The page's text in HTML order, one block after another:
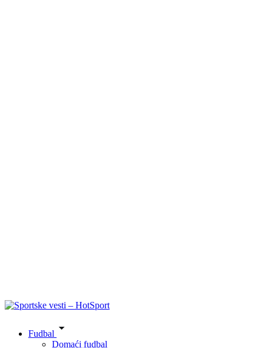
Fudbal
Domaći fudbal